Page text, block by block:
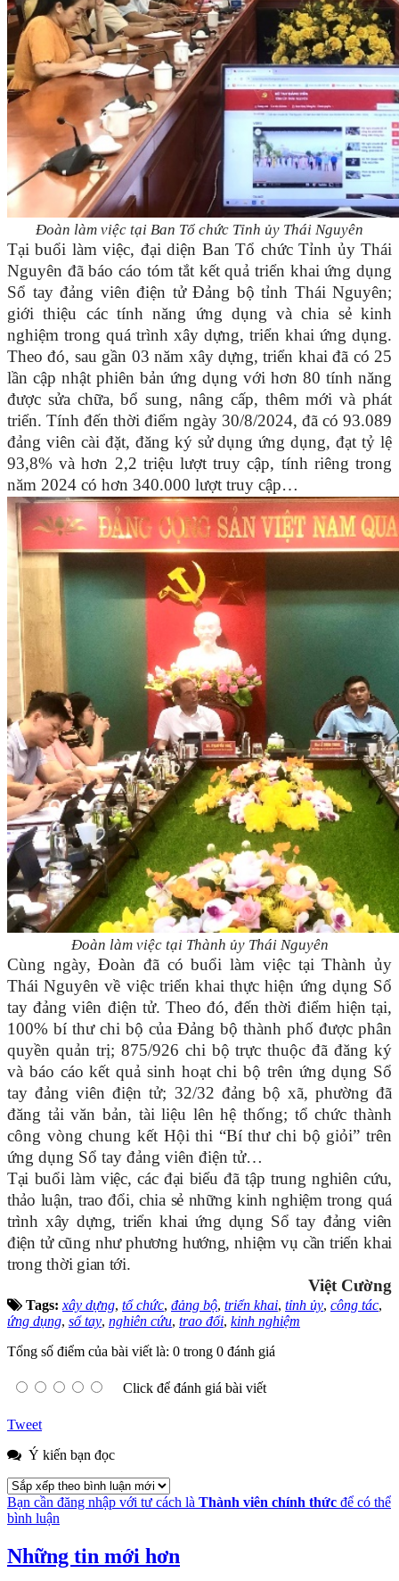
Đoàn làm việc tại Ban Tổ chức Tỉnh ủy Thái Nguyên
Tại buổi làm việc, đại diện Ban Tổ chức Tỉnh ủy Thái
Nguyên đã báo cáo tóm tắt kết quả triển khai ứng dụng
Sổ tay đảng viên điện tử Đảng bộ tỉnh Thái Nguyên;
giới thiệu các tính năng ứng dụng và chia sẻ kinh
nghiệm trong quá trình xây dựng, triển khai ứng dụng.
Theo đó, sau gần 03 năm xây dựng, triển khai đã có 25
lần cập nhật phiên bản ứng dụng với hơn 80 tính năng
được sửa chữa, bổ sung, nâng cấp, thêm mới và phát
triển.Tính đến thời điểm ngày 30/8/2024, đã có93.089
đảng viên cài đặt, đăng ký sử dụng ứng dụng, đạt tỷ lệ
93,8% vàhơn 2,2 triệu lượt truy cập, tính riêng trong
năm 2024 có hơn 340.000 lượt truy cập…
Đoàn làm việc tại Thành ủy Thái Nguyên
Cùng ngày, Đoàn đã có buổi làm việc tại Thành ủy
Thái Nguyên về việc triển khai thực hiện ứng dụng Sổ
tay đảng viên điện tử. Theo đó, đến thời điểm hiện tại,
100% bí thư chi bộ của Đảng bộ thành phố được phân
quyền quản trị; 875/926 chi bộ trực thuộc đã đăng ký
và báo cáo kết quả sinh hoạt chi bộ trên ứng dụng Sổ
tay đảng viên điện tử; 32/32 đảng bộ xã, phường đã
đăng tải văn bản, tài liệu lên hệ thống; tổ chức thành
công vòng chung kết Hội thi “Bí thư chi bộ giỏi” trên
ứng dụng Sổ tay đảng viên điện tử…
Tại buổi làm việc, các đại biểu đã tập trung nghiên cứu,
thảo luận, trao đổi, chia sẻ những kinh nghiệm trong quá
trình xây dựng, triển khai ứng dụng Sổ tay đảng viên
điện tử cũng nhưphương hướng, nhiệm vụ cần triển khai
trong thời gian tới.
Việt Cường
Tags:xây dựng, tổ chức, đảng bộ, triển khai, tỉnh ủy, công tác,
ứng dụng, sổ tay, nghiên cứu, trao đổi, kinh nghiệm
Tổng số điểm của bài viết là: 0 trong 0 đánh giá
Click để đánh giá bài viết
Tweet
Ý kiến bạn đọc
Bạn cần đăng nhập với tư cách là Thành viên chính thức để có thể
bình luận
Những tin mới hơn